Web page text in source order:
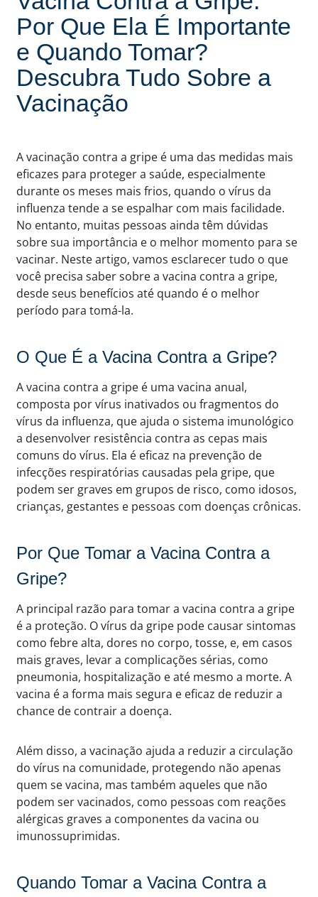
Por Que Ela É Importante
e Quando Tomar?
Descubra Tudo Sobre a
Vacinação
A vacinação contra a gripe é uma das medidas mais
eficazes para proteger a saúde, especialmente
durante os meses mais frios, quando o vírus da
influenza tende a se espalhar com mais facilidade.
No entanto, muitas pessoas ainda têm dúvidas
sobre sua importância e o melhor momento para se
vacinar. Neste artigo, vamos esclarecer tudo o que
você precisa saber sobre a vacina contra a gripe,
desde seus benefícios até quando é o melhor
período para tomá-la.
O Que É a Vacina Contra a Gripe?
A vacina contra a gripe é uma vacina anual,
composta por vírus inativados ou fragmentos do
vírus da influenza, que ajuda o sistema imunológico
a desenvolver resistência contra as cepas mais
comuns do vírus. Ela é eficaz na prevenção de
infecções respiratórias causadas pela gripe, que
podem ser graves em grupos de risco, como idosos,
crianças, gestantes e pessoas com doenças crônicas.
Por Que Tomar a Vacina Contra a
Gripe?
A principal razão para tomar a vacina contra a gripe
é a proteção. O vírus da gripe pode causar sintomas
como febre alta, dores no corpo, tosse, e, em casos
mais graves, levar a complicações sérias, como
pneumonia, hospitalização e até mesmo a morte. A
vacina é a forma mais segura e eficaz de reduzir a
chance de contrair a doença.
Além disso, a vacinação ajuda a reduzir a circulação
do vírus na comunidade, protegendo não apenas
quem se vacina, mas também aqueles que não
podem ser vacinados, como pessoas com reações
alérgicas graves a componentes da vacina ou
imunossuprimidas.
Quando Tomar a Vacina Contra a